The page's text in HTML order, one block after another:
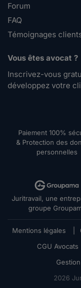
Forum
FAQ
Témoignages
Vous êtes avocat ?
Inscrivez-vous
développez votre
Paiement 100%
& Protection des
personnelles
Juritravail, une
groupe
Mentions légales
CGU Avocats
2026